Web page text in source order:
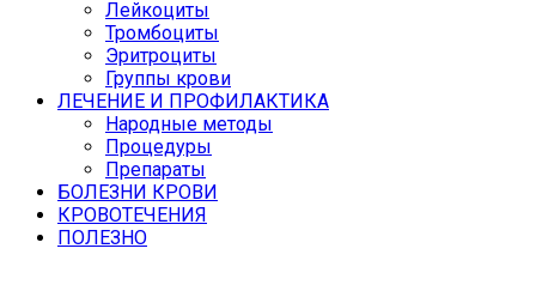
Лейкоциты
Тромбоциты
Эритроциты
Группы крови
ЛЕЧЕНИЕ И ПРОФИЛАКТИКА
Народные методы
Процедуры
Препараты
БОЛЕЗНИ КРОВИ
КРОВОТЕЧЕНИЯ
ПОЛЕЗНО